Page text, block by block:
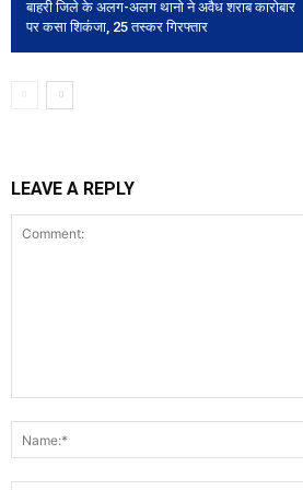
बाहरी जिले के अलग-अलग थानो ने अवैध शराब कारोबार
पर कसा शिकंजा, 25 तस्कर गिरफ्तार
LEAVE A REPLY